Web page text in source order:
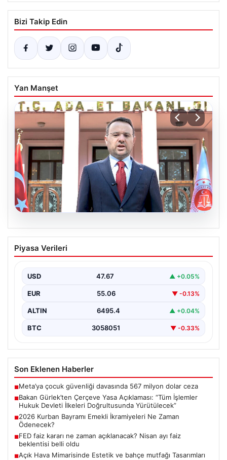
Bizi Takip Edin
Yan Manşet
06.08.2026
Bakan Gürlek’ten Çerçeve Yasa
Açıklaması: “Tüm İşlemler Hukuk
Yürütülecek”
Adalet Bakanı Akın Gürlek, terörle mücadelede yeni bir
dönemi başlatacak çerçeve yasanın Meclis'te kabul…
Piyasa Verileri
USD 47.67 ▲ +0.05%
EUR 55.06 ▼ -0.13%
ALTIN 6495.4 ▲ +0.04%
BTC 3058051 ▼ -0.33%
Son Eklenen Haberler
■Meta’ya çocuk güvenliği davasında 567 milyon dolar ceza
■Bakan Gürlek’ten Çerçeve Yasa Açıklaması: “Tüm İşlemler
Hukuk Devleti İlkeleri Doğrultusunda Yürütülecek”
■2026 Kurban Bayramı Emekli İkramiyeleri Ne Zaman
Ödenecek?
■FED faiz kararı ne zaman açıklanacak? Nisan ayı faiz
beklentisi belli oldu
■Açık Hava Mimarisinde Estetik ve bahçe mutfağı Tasarımları